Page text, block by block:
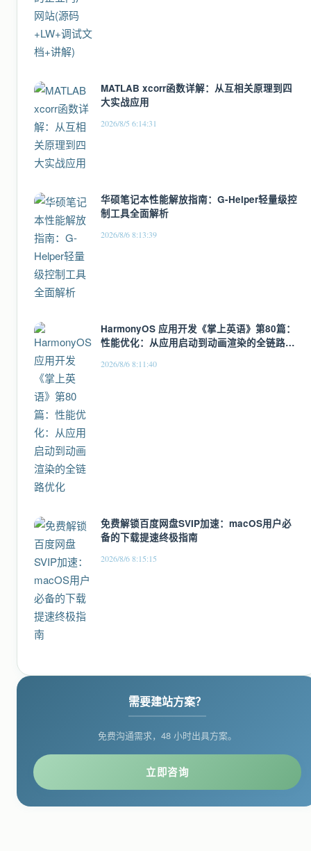
MATLAB xcorr函数详解：从互相关原理到四
大实战应用
2026/8/5 6:14:31
华硕笔记本性能解放指南：G-Helper轻量级控
制工具全面解析
2026/8/6 8:13:39
HarmonyOS 应用开发《掌上英语》第80篇：
性能优化：从应用启动到动画渲染的全链路优
2026/8/6 8:11:40
免费解锁百度网盘SVIP加速：macOS用户必
备的下载提速终极指南
2026/8/6 8:15:15
需要建站方案？
免费沟通需求，48 小时出具方案。
立即咨询